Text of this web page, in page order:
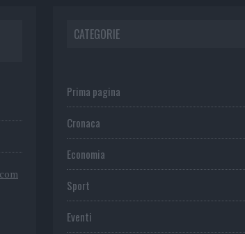
CATEGORIE
Prima pagina
Cronaca
Economia
Sport
Eventi